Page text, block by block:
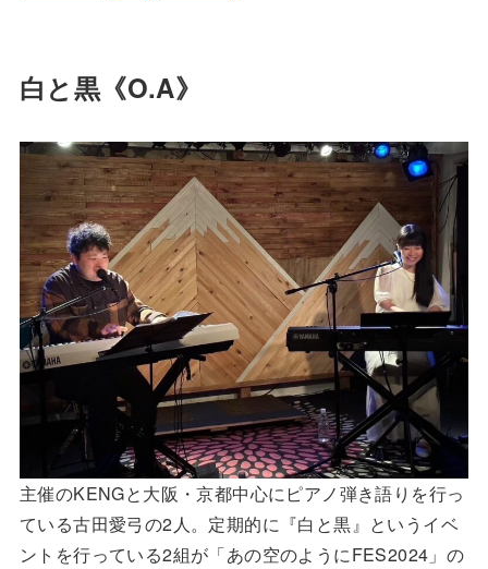
白と黒《O.A》
主催のKENGと大阪・京都中心にピアノ弾き語りを行っ
ている古田愛弓の2人。定期的に『白と黒』というイベ
ントを行っている2組が「あの空のようにFES2024」の